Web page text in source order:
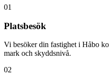
01
Platsbesök
Vi besöker din fastighet i Håbo
mark och skyddsnivå.
02